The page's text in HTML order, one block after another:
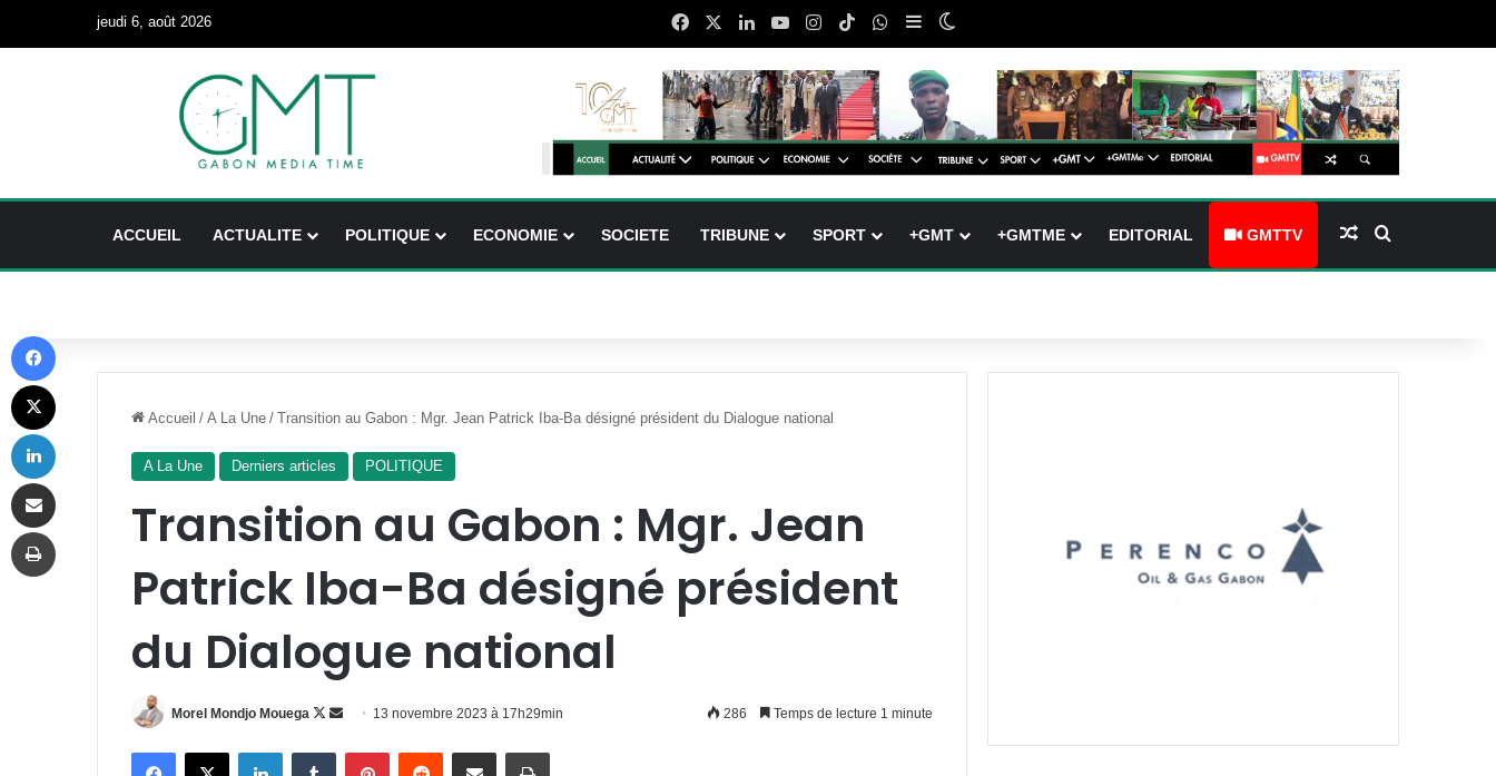
jeudi 6, août 2026 FacebookLinkedinYouTubeInstagram
TikTokWhatsApp
Sidebar (barre latérale)
ACCUEIL ACTUALITE POLITIQUE ECONOMIE SOCIETE TRIBUNE SPORT +GMT +GMTME EDITORIAL GMTTV Article Aléatoire
Accueil / A La Une / Transition au Gabon : Mgr. Jean Patrick Iba-Ba désigné président du Dialogue national
A La Une Derniers articles POLITIQUE
Transition au Gabon : Mgr. Jean
Patrick Iba-Ba désigné président
du Dialogue national
Morel Mondjo Mouega
Follow
Envoyer
courriel
13 novembre 2023 à 17h29min 286 Temps de lecture 1 minute
FacebookX LinkedinTumblr PinterestReddit Partager par email Imprimer